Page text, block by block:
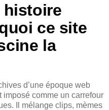
histoire
ce site
la
d’une époque web
imposé comme un carrefour
Il mélange clips, mèmes